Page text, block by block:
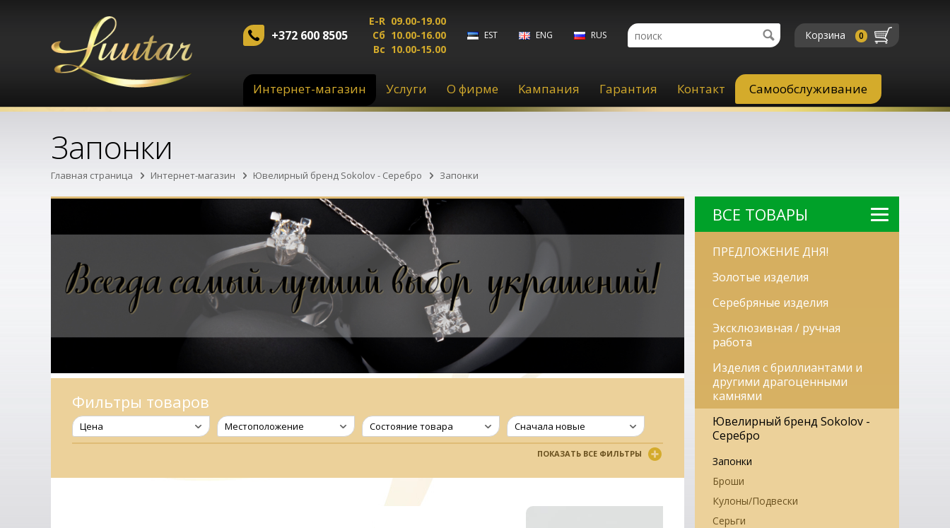
+372 600 8505
E-R 09.00-19.00
Сб 10.00-16.00
Вс 10.00-15.00
EST ENG RUS Корзина 0
Интернет-магазин Услуги О фирме Kампания Гарантия Контакт Самообслуживание
Запонки
Главная страница Интернет-магазин Ювелирный бренд Sokolov - Серебро Запонки
Фильтры товаров
Цена Местоположение Состояние товара Сначала новые
ПОКАЗАТЬ ВСЕ ФИЛЬТРЫ
BСЕ TОВАРЫ
ПРЕДЛОЖЕНИЕ ДНЯ!
Золотые изделия
Серебряные изделия
Эксклюзивная / ручная
работа
Изделия с бриллиантами и
другими драгоценными
камнями
Ювелирный бренд Sokolov -
Серебро
Запонки
Броши
Кулоны/Подвески
Серьги